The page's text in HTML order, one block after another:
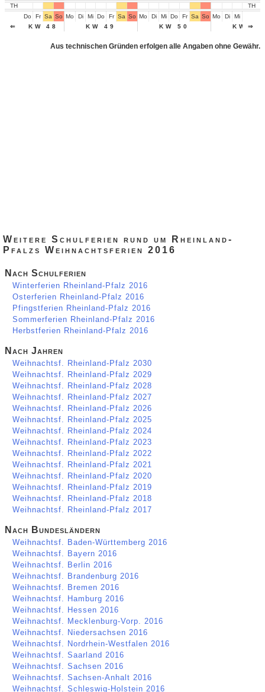
Do Fr Sa So Mo Di Mi Do Fr Sa So Mo Di Mi Do Fr Sa So Mo Di Mi
KW 48
KW 49 KW 50 KW 51
TH
⇐
TH
⇒
Aus technischen Gründen erfolgen alle Angaben ohne Gewähr.
Weitere Schulferien rund um Rheinland-
Pfalzs Weihnachtsferien 2016
Nach Schulferien
Winterferien Rheinland-Pfalz 2016
Osterferien Rheinland-Pfalz 2016
Pfingstferien Rheinland-Pfalz 2016
Sommerferien Rheinland-Pfalz 2016
Herbstferien Rheinland-Pfalz 2016
Nach Jahren
Weihnachtsf. Rheinland-Pfalz 2030
Weihnachtsf. Rheinland-Pfalz 2029
Weihnachtsf. Rheinland-Pfalz 2028
Weihnachtsf. Rheinland-Pfalz 2027
Weihnachtsf. Rheinland-Pfalz 2026
Weihnachtsf. Rheinland-Pfalz 2025
Weihnachtsf. Rheinland-Pfalz 2024
Weihnachtsf. Rheinland-Pfalz 2023
Weihnachtsf. Rheinland-Pfalz 2022
Weihnachtsf. Rheinland-Pfalz 2021
Weihnachtsf. Rheinland-Pfalz 2020
Weihnachtsf. Rheinland-Pfalz 2019
Weihnachtsf. Rheinland-Pfalz 2018
Weihnachtsf. Rheinland-Pfalz 2017
Nach Bundesländern
Weihnachtsf. Baden-Württemberg 2016
Weihnachtsf. Bayern 2016
Weihnachtsf. Berlin 2016
Weihnachtsf. Brandenburg 2016
Weihnachtsf. Bremen 2016
Weihnachtsf. Hamburg 2016
Weihnachtsf. Hessen 2016
Weihnachtsf. Mecklenburg-Vorp. 2016
Weihnachtsf. Niedersachsen 2016
Weihnachtsf. Nordrhein-Westfalen 2016
Weihnachtsf. Saarland 2016
Weihnachtsf. Sachsen 2016
Weihnachtsf. Sachsen-Anhalt 2016
Weihnachtsf. Schleswig-Holstein 2016